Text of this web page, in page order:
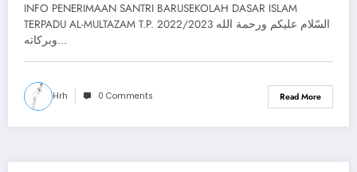
INFO PENERIMAAN SANTRI BARUSEKOLAH DASAR ISLAM
TERPADU AL-MULTAZAM T.P. 2022/2023 السّلام عليكم ورحمة الله
وبركاته…
Hrh 0 Comments Read More